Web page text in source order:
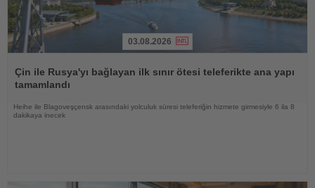
Oku
03.08.2026
Çin ile Rusya'yı bağlayan ilk sınır ötesi teleferikte ana yapı
tamamlandı
Heihe ile Blagoveşçensk arasındaki yolculuk süresi teleferiğin hizmete girmesiyle 6 ila 8
dakikaya inecek